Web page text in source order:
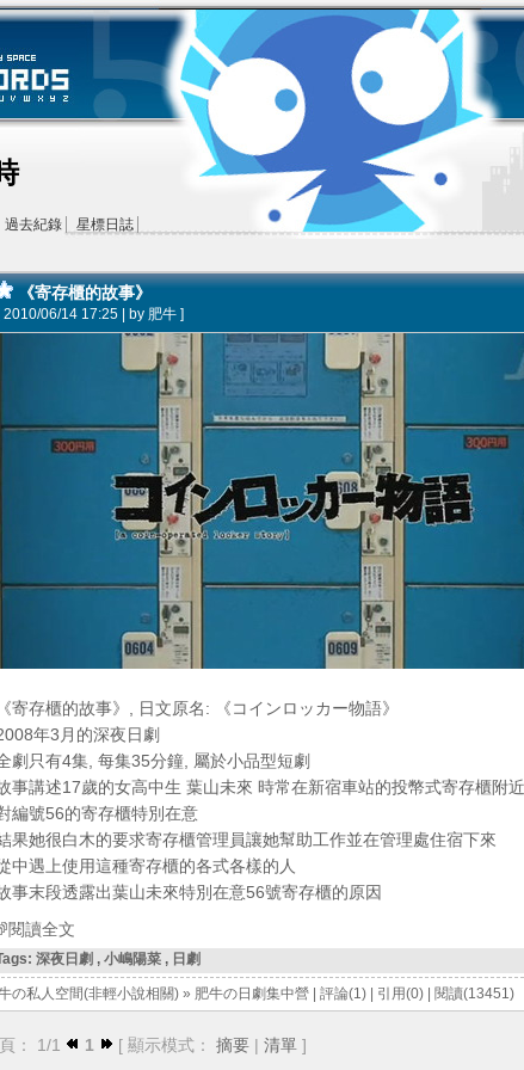
過去紀錄 星標日誌
《寄存櫃的故事》
2010/06/14 17:25 | by 肥牛 ]
《寄存櫃的故事》, 日文原名: 《コインロッカー物語》
年3月的深夜日劇
劇只有4集, 每集35分鐘, 屬於小品型短劇
事講述17歲的女高中生 葉山未來 時常在新宿車站的投幣式寄存櫃附
編號56的寄存櫃特別在意
果她很白木的要求寄存櫃管理員讓她幫助工作並在管理處住宿下來
中遇上使用這種寄存櫃的各式各樣的人
事末段透露出葉山未來特別在意56號寄存櫃的原因
閱讀全文
深夜日劇 , 小嶋陽菜 , 日劇
の私人空間(非輕小說相關) » 肥牛の日劇集中營 評論(1) 引用(0) 閱讀(13451)
： 1/1 1 [ 顯示模式： 摘要 | 清單 ]